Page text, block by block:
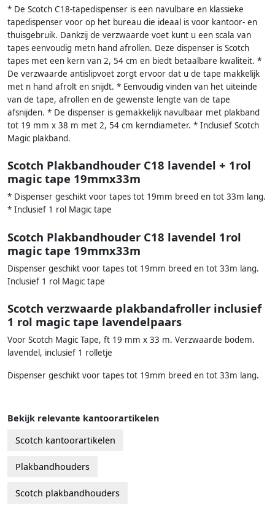
* De Scotch C18-tapedispenser is een navulbare en klassieke
tapedispenser voor op het bureau die ideaal is voor kantoor- en
thuisgebruik. Dankzij de verzwaarde voet kunt u een scala van
tapes eenvoudig metn hand afrollen. Deze dispenser is Scotch
tapes met een kern van 2, 54 cm en biedt betaalbare kwaliteit. *
De verzwaarde antislipvoet zorgt ervoor dat u de tape makkelijk
met n hand afrolt en snijdt. * Eenvoudig vinden van het uiteinde
van de tape, afrollen en de gewenste lengte van de tape
afsnijden. * De dispenser is gemakkelijk navulbaar met plakband
tot 19 mm x 38 m met 2, 54 cm kerndiameter. * Inclusief Scotch
Magic plakband.
Scotch Plakbandhouder C18 lavendel + 1rol
magic tape 19mmx33m
* Dispenser geschikt voor tapes tot 19mm breed en tot 33m lang.
* Inclusief 1 rol Magic tape
Scotch Plakbandhouder C18 lavendel 1rol
magic tape 19mmx33m
Dispenser geschikt voor tapes tot 19mm breed en tot 33m lang.
Inclusief 1 rol Magic tape
Scotch verzwaarde plakbandafroller inclusief
1 rol magic tape lavendelpaars
Voor Scotch Magic Tape, ft 19 mm x 33 m. Verzwaarde bodem.
lavendel, inclusief 1 rolletje
Dispenser geschikt voor tapes tot 19mm breed en tot 33m lang.
Bekijk relevante kantoorartikelen
Scotch kantoorartikelen
Plakbandhouders
Scotch plakbandhouders